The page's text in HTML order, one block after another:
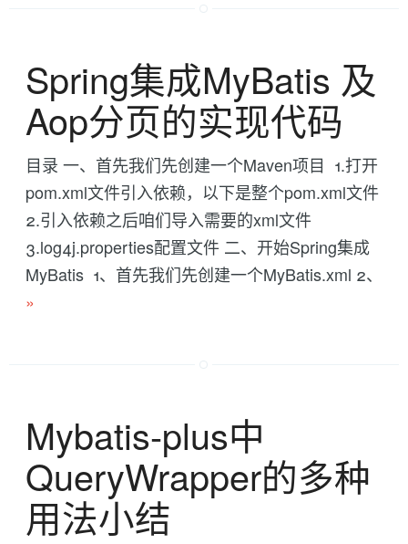
Spring集成MyBatis 及
Aop分页的实现代码
目录 一、首先我们先创建一个Maven项目 1.打开
pom.xml文件引入依赖，以下是整个pom.xml文件
2.引入依赖之后咱们导入需要的xml文件
3.log4j.properties配置文件 二、开始Spring集成
MyBatis 1、首先我们先创建一个MyBatis.xml 2、
»
Mybatis-plus中
QueryWrapper的多种
用法小结